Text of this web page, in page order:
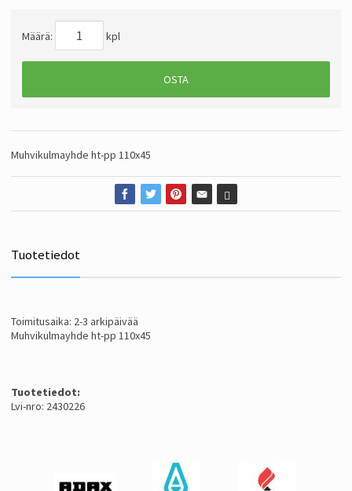
Määrä: kpl
OSTA
Muhvikulmayhde ht-pp 110x45
Tuotetiedot
Toimitusaika: 2-3 arkipäivää
Muhvikulmayhde ht-pp 110x45
Tuotetiedot:
Lvi-nro: 2430226